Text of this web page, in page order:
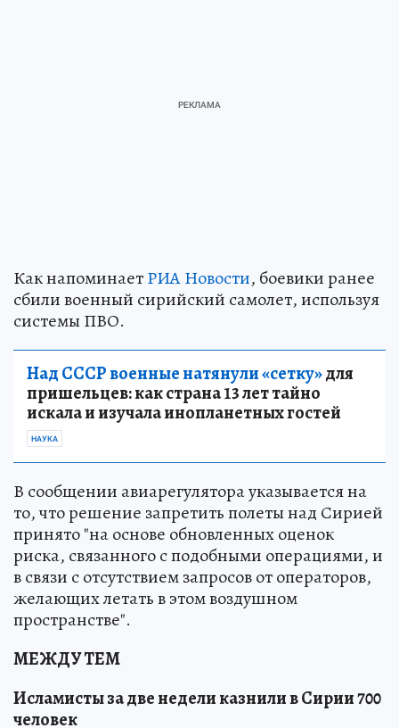
Как напоминаетРИА Новости, боевики ранее
сбили военный сирийский самолет, используя
системы ПВО.
Над СССР военные натянули «сетку»для
пришельцев: как страна 13 лет тайно
искала и изучала инопланетных гостей
НАУКА
В сообщении авиарегулятора указывается на
то, что решение запретить полеты над Сирией
принято "на основе обновленных оценок
риска, связанного с подобными операциями, и
в связи с отсутствием запросов от операторов,
желающих летать в этом воздушном
пространстве".
МЕЖДУ ТЕМ
Исламисты за две недели казнили в Сирии 700
человек